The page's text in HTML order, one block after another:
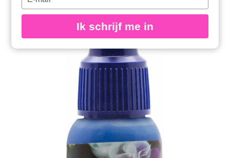
je
e-
in
Ik schrijf me in